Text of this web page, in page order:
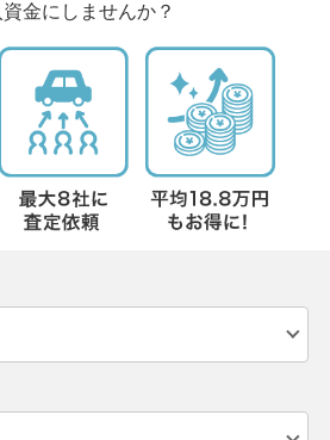
金にしませんか？